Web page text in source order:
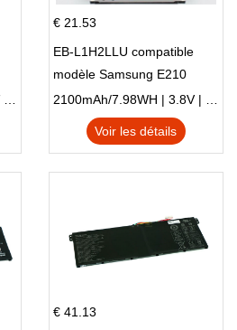
2500mAh/9.55WH | 3.82V | Li-ion ...
€ 21.53
EB-L1H2LLU compatible
modèle Samsung E210
E210K i939
2100mAh/7.98WH | 3.8V | Li-ion ...
Voir les détails
€ 41.13